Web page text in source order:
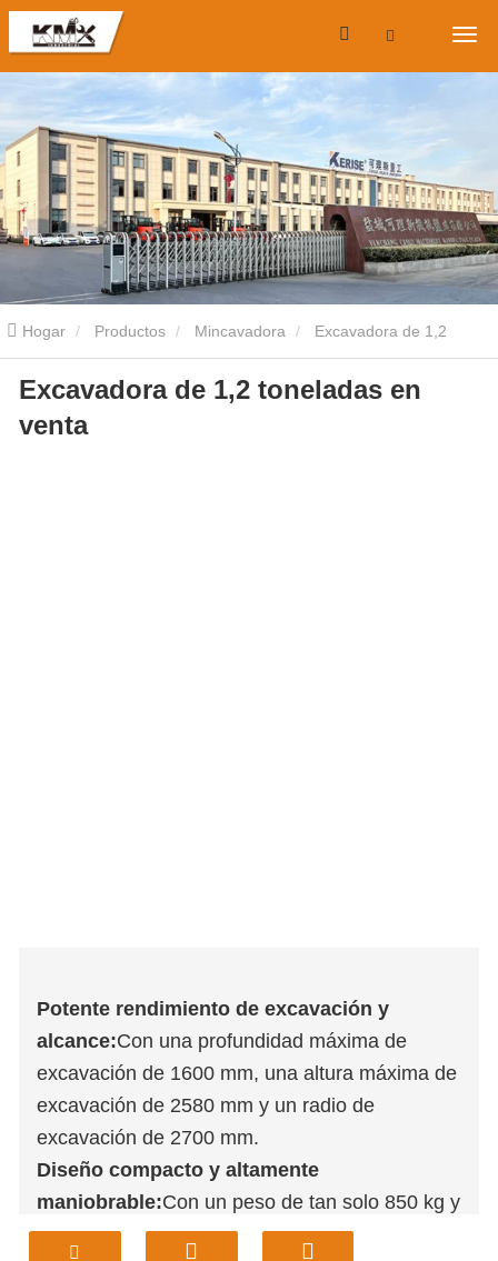
Hogar Productos Mincavadora Excavadora de 1,2
toneladas Excavadora de 1,2 toneladas en venta
Excavadora de 1,2 toneladas en
venta
Potente rendimiento de excavación y
alcance:Con una profundidad máxima de
excavación de 1600 mm, una altura máxima de
excavación de 2580 mm y un radio de
excavación de 2700 mm.
Diseño compacto y altamente
maniobrable:Con un peso de tan solo 850 kg y
una longitud total compacta de 2600 mm, se